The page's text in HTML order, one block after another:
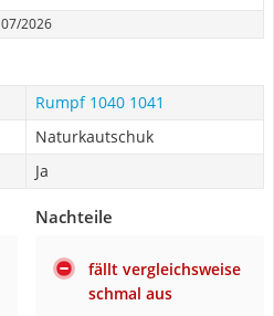
07/2026
Rumpf 1040 1041
Naturkautschuk
Ja
Nachteile
fällt vergleichsweise
schmal aus